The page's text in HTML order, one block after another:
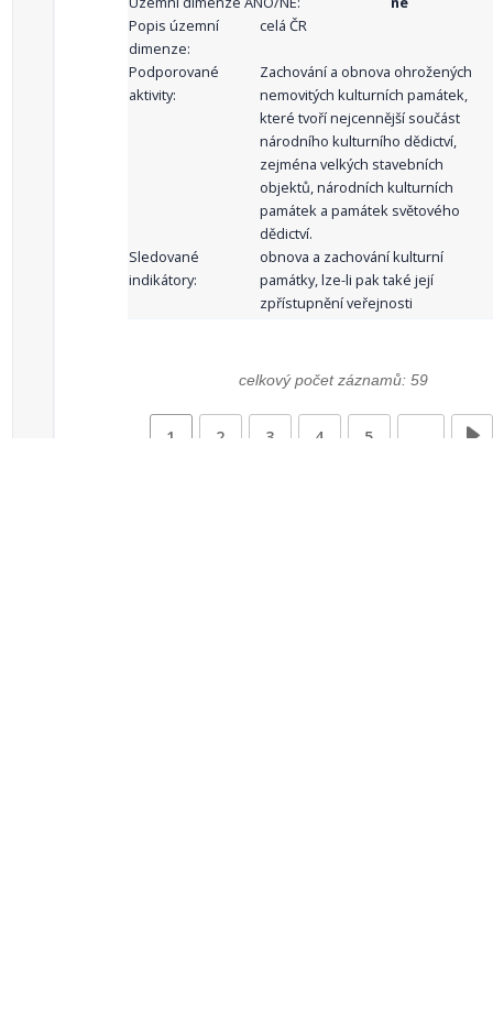
Popis územní
dimenze:
celá ČR
Podporované
aktivity:
Zachování a obnova ohrožených
nemovitých kulturních památek,
které tvoří nejcennější součást
národního kulturního dědictví,
zejména velkých stavebních
objektů, národních kulturních
památek a památek světového
dědictví.
Sledované
indikátory:
obnova a zachování kulturní
památky, lze-li pak také její
zpřístupnění veřejnosti
celkový počet záznamů: 59
1 2 3 4 5